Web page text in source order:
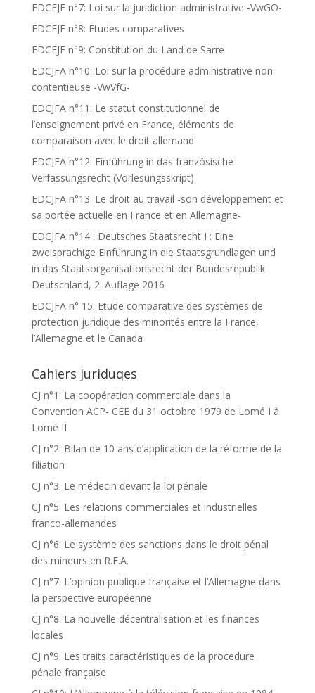
EDCEJF n°7: Loi sur la juridiction administrative -VwGO-
EDCEJF n°8: Etudes comparatives
EDCEJF n°9: Constitution du Land de Sarre
EDCJFA n°10: Loi sur la procédure administrative non
contentieuse -VwVfG-
EDCJFA n°11: Le statut constitutionnel de
l’enseignement privé en France, éléments de
comparaison avec le droit allemand
EDCJFA n°12: Einführung in das französische
Verfassungsrecht (Vorlesungsskript)
EDCJFA n°13: Le droit au travail -son développement et
sa portée actuelle en France et en Allemagne-
EDCJFA n°14 : Deutsches Staatsrecht I : Eine
zweisprachige Einführung in die Staatsgrundlagen und
in das Staatsorganisationsrecht der Bundesrepublik
Deutschland, 2. Auflage 2016
EDCJFA n° 15: Etude comparative des systèmes de
protection juridique des minorités entre la France,
l’Allemagne et le Canada
Cahiers juriduqes
CJ n°1: La coopération commerciale dans la
Convention ACP- CEE du 31 octobre 1979 de Lomé I à
Lomé II
CJ n°2: Bilan de 10 ans d’application de la réforme de la
filiation
CJ n°3: Le médecin devant la loi pénale
CJ n°5: Les relations commerciales et industrielles
franco-allemandes
CJ n°6: Le système des sanctions dans le droit pénal
des mineurs en R.F.A.
CJ n°7: L’opinion publique française et l’Allemagne dans
la perspective européenne
CJ n°8: La nouvelle décentralisation et les finances
locales
CJ n°9: Les traits caractéristiques de la procedure
pénale française